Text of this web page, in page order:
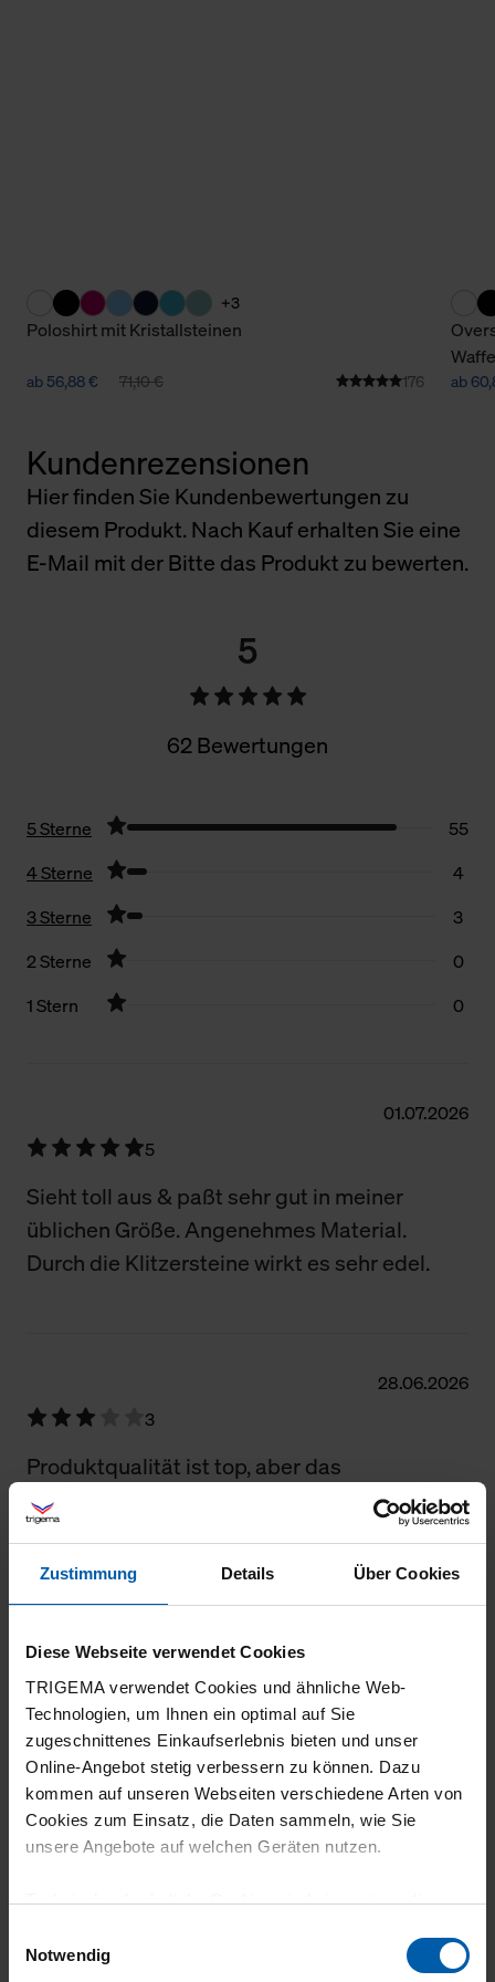
Zustimmung Details Über Cookies
Diese Webseite verwendet Cookies
TRIGEMA verwendet Cookies und ähnliche Web-
Technologien, um Ihnen ein optimal auf Sie
zugeschnittenes Einkaufserlebnis bieten und unser
Online-Angebot stetig verbessern zu können. Dazu
kommen auf unseren Webseiten verschiedene Arten von
Cookies zum Einsatz, die Daten sammeln, wie Sie
unsere Angebote auf welchen Geräten nutzen.
Technisch erforderliche Cookies sind eine notwendige
grundlegende Funktionen wie etwa zur Auswahl und
Notwendig
+3
Poloshirt mit Kristallsteinen
ab 56,88 € 71,10 € 176 ab
Kundenrezensionen
Hier finden Sie Kundenbewertungen zu
diesem Produkt. Nach Kauf erhalten Sie eine
E-Mail mit der Bitte das Produkt zu bewerten.
5
62 Bewertungen
5 Sterne
55
4 Sterne
4
3 Sterne
3
2 Sterne
0
1 Stern
0
01.07.2026
5
Sieht toll aus & paßt sehr gut in meiner
üblichen Größe. Angenehmes Material.
Durch die Klitzersteine wirkt es sehr edel.
28.06.2026
3
Produktqualität ist top, aber das
Einkaufserlebnis wurde durch die
Verpackung getrübt. Ein Shirt in dieser
Preisklasse sollte nicht einfach lose im
Versandkarton liegen. Gerade als Geschenk
Aufmachung, die den Preis widerspiegelt.
Hier ist meiner Meinung nach noch
deutliches Verbesserungspotenzial bei der
Präsentation und dem Schutz der Ware
vorhanden.